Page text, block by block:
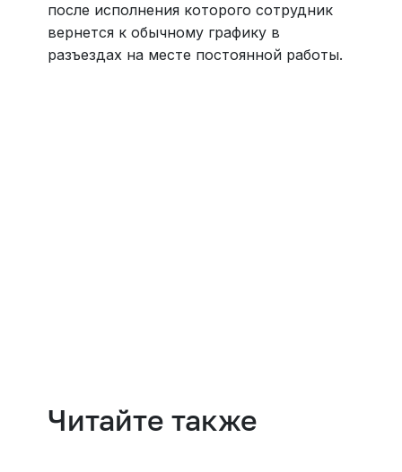
после исполнения которого сотрудник
вернется к обычному графику в
разъездах на месте постоянной работы.
Читайте также